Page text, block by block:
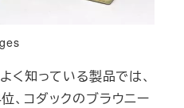
知っている製品では、
、コダックのブラウニー